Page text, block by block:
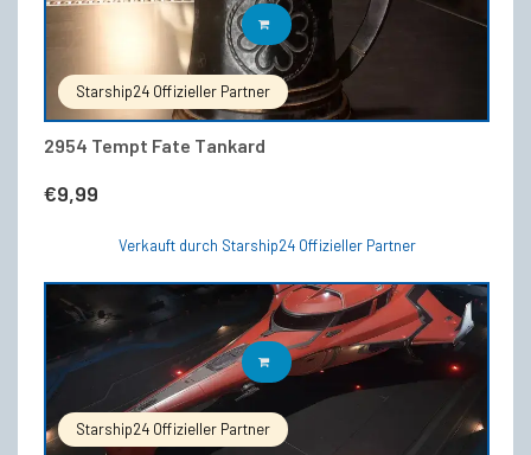
Starship24 Offizieller Partner
2954 Tempt Fate Tankard
€9,99
IN DEN WARENKORB
Verkauft durch Starship24 Offizieller Partner
Starship24 Offizieller Partner
IN DEN WARENKORB